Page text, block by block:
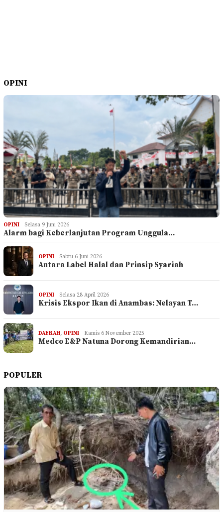
OPINI
OPINI Selasa 9 Juni 2026
Alarm bagi Keberlanjutan Program Unggula…
OPINI Sabtu 6 Juni 2026
Antara Label Halal dan Prinsip Syariah
OPINI Selasa 28 April 2026
Krisis Ekspor Ikan di Anambas: Nelayan T…
DAERAH, OPINI Kamis 6 November 2025
Medco E&P Natuna Dorong Kemandirian…
POPULER